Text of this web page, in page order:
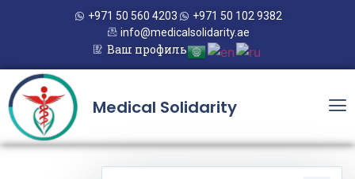
+971 50 560 4203
+971 50 102 9382
info@medicalsolidarity.ae
Ваш профиль
Medical Solidarity